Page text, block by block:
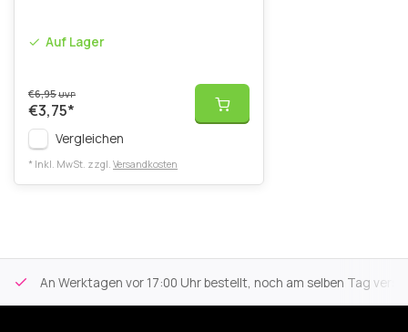
Auf Lager
€6,95UVP
€3,75*
Vergleichen
* Inkl. MwSt. zzgl. Versandkosten
An Werktagen vor 17:00 Uhr bestellt, noch am selben Tag